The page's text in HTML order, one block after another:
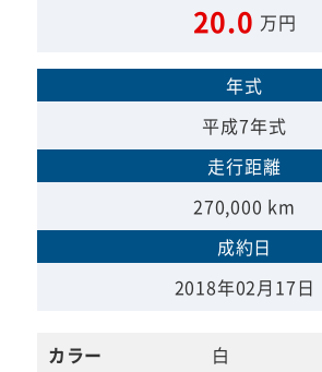
20.0 万円
年式
平成7年式
走行距離
270,000 km
成約日
2018年02月17日
カラー
白